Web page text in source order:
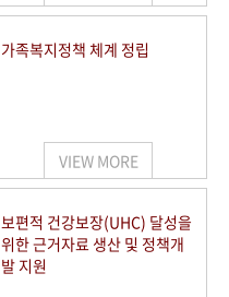
가족복지정책 체계 정립
VIEW MORE
보편적 건강보장(UHC) 달성을
위한 근거자료 생산 및 정책개
발 지원